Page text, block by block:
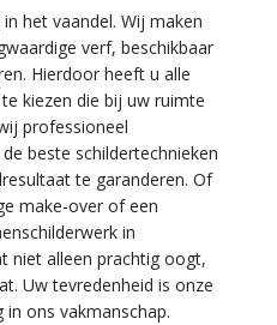
het vaandel. Wij maken
verf, beschikbaar
Hierdoor heeft u alle
kiezen die bij uw ruimte
professioneel
beste schildertechnieken
te garanderen. Of
make-over of een
in
niet alleen prachtig oogt,
Uw tevredenheid is onze
ons vakmanschap.